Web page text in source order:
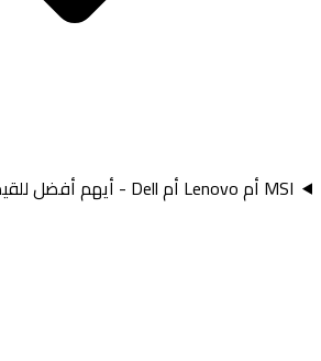
MSI أم Lenovo أم Dell - أيهم أفضل للقيمنق؟